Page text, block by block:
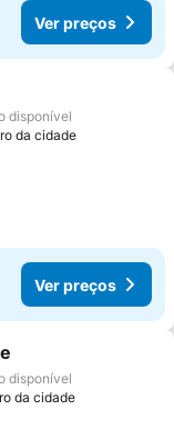
Ver preços
favoritos
disponível
da cidade
Ver preços
favoritos
disponível
da cidade